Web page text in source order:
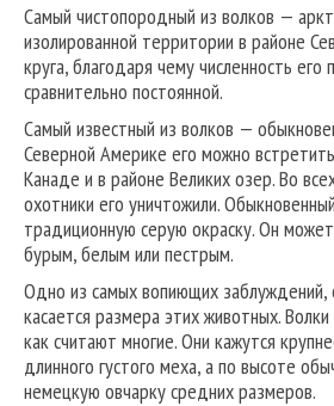
Самый чистопородный из волков —
изолированной территории в районе
круга, благодаря чему численность его
сравнительно постоянной.
Самый известный из волков —
Северной Америке его можно
Канаде и в районе Великих озер. Во
охотники его уничтожили.
традиционную серую окраску. Он
бурым, белым или пестрым.
Одно из самых вопиющих заблуждений,
касается размера этих животных.
как считают многие. Они кажутся
длинного густого меха, а по высоте
немецкую овчарку средних размеров.